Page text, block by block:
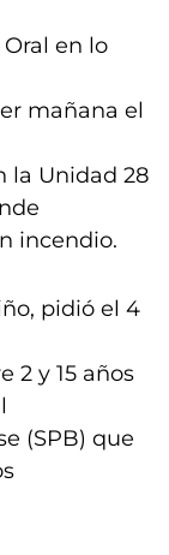
en lo
mañana el
la Unidad 28
incendio.
pidió el 4
2 y 15 años
(SPB) que